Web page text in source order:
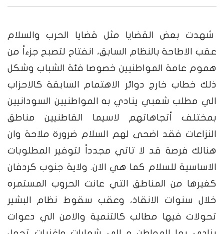
شاهد لاحقاً
متبادلة ونزوح الآلاف
يكفي
شهدت بعض القضايا مثل قضايا الحرب والسلام
عقب الاطاحة بالنظام السابق، انفتاح لتصبح جزءاً من
هموم عامة المواطنيين خصوصا فئة الشباب وشكل
ذلك خطاب خارج دوائر الاهتمام السابقة كالاحزاب
الي مطلب شعبي ينادي به المواطنيين السودانيين
بمختلف أتجاهاتهم لاسيما القاطنيين مناطق
النزاعات فقد اضحى لهم السلام ضرورة ملاحة وان
هنالك فرصة قد لا تاتي مجدداً لتوفير المطلوبات
الاساسية للسلام كما هي الان. ولاية جنوب كردفان
كغيرها من المناطق التي عانت الحروب المستمره
خلال سنوات الانقاذ، وعقب سقوط نظام البشير
تحولات فيها مطالب كالتنمية والامن الي دعوات